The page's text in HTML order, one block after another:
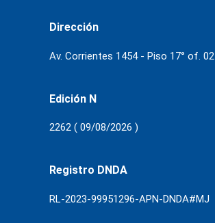
Dirección
Av. Corrientes 1454 - Piso 17° of. 02
Edición N
2262 ( 09/08/2026 )
Registro DNDA
RL-2023-99951296-APN-DNDA#MJ